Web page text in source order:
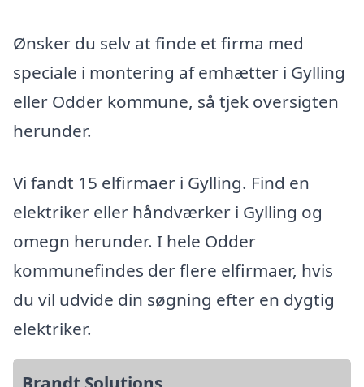
Ønsker du selv at finde et firma med
speciale i montering af emhætter i Gylling
eller Odder kommune, så tjek oversigten
herunder.
Vi fandt 15 elfirmaer i Gylling. Find en
elektriker eller håndværker i Gylling og
omegn herunder. I hele Odder
kommunefindes der flere elfirmaer, hvis
du vil udvide din søgning efter en dygtig
elektriker.